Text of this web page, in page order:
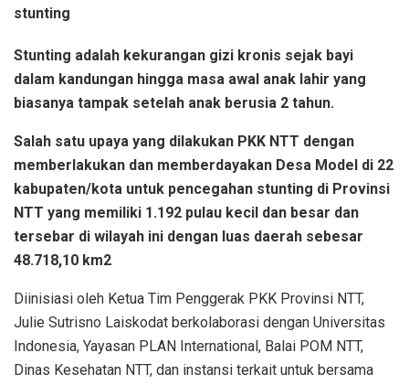
stunting
Stunting adalah kekurangan gizi kronis sejak bayi
dalam kandungan hingga masa awal anak lahir yang
biasanya tampak setelah anak berusia 2 tahun.
Salah satu upaya yang dilakukan PKK NTT dengan
memberlakukan dan memberdayakan Desa Model di 22
kabupaten/kota untuk pencegahan stunting di Provinsi
NTT yang memiliki 1.192 pulau kecil dan besar dan
tersebar di wilayah ini dengan luas daerah sebesar
48.718,10 km2
Diinisiasi oleh Ketua Tim Penggerak PKK Provinsi NTT,
Julie Sutrisno Laiskodat berkolaborasi dengan Universitas
Indonesia, Yayasan PLAN International, Balai POM NTT,
Dinas Kesehatan NTT, dan instansi terkait untuk bersama